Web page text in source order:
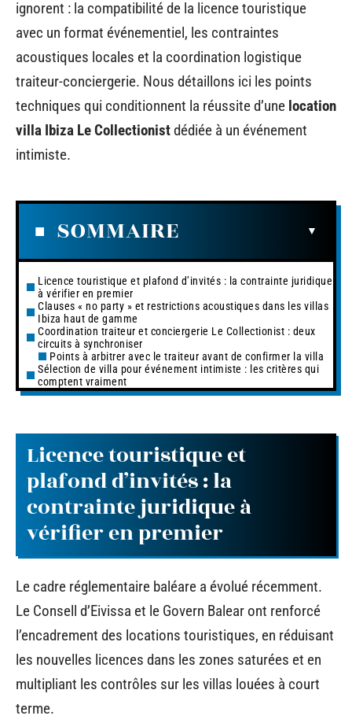
ignorent : la compatibilité de la licence touristique
avec un format événementiel, les contraintes
acoustiques locales et la coordination logistique
traiteur-conciergerie. Nous détaillons ici les points
techniques qui conditionnent la réussite d’une location
villa Ibiza Le Collectionistdédiée à un événement
intimiste.
SOMMAIRE
Licence touristique et plafond d’invités : la contrainte juridique
à vérifier en premier
Clauses « no party » et restrictions acoustiques dans les villas
Ibiza haut de gamme
Coordination traiteur et conciergerie Le Collectionist : deux
circuits à synchroniser
Points à arbitrer avec le traiteur avant de confirmer la villa
Sélection de villa pour événement intimiste : les critères qui
comptent vraiment
Licence touristique et
plafond d’invités : la
contrainte juridique à
vérifier en premier
Le cadre réglementaire baléare a évolué récemment.
Le Consell d’Eivissa et le Govern Balear ont renforcé
l’encadrement des locations touristiques, en réduisant
les nouvelles licences dans les zones saturées et en
multipliant les contrôles sur les villas louées à court
terme.